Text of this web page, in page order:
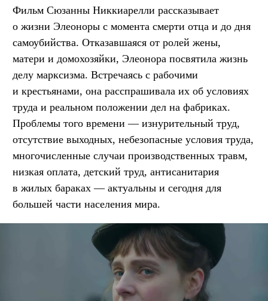
Фильм Сюзанны Никкиарелли рассказывает
о жизни Элеоноры с момента смерти отца и до дня
самоубийства. Отказавшаяся от ролей жены,
матери и домохозяйки, Элеонора посвятила жизнь
делу марксизма. Встречаясь с рабочими
и крестьянами, она расспрашивала их об условиях
труда и реальном положении дел на фабриках.
Проблемы того времени — изнурительный труд,
отсутствие выходных, небезопасные условия труда,
многочисленные случаи производственных травм,
низкая оплата, детский труд, антисанитария
в жилых бараках — актуальны и сегодня для
большей части населения мира.